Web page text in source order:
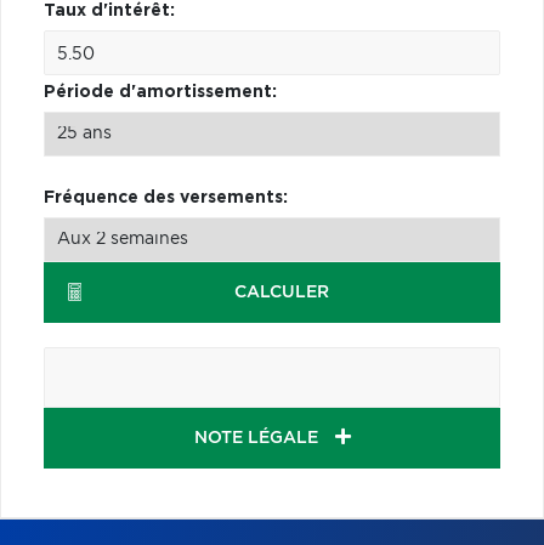
Taux d'intérêt:
Période d'amortissement:
Fréquence des versements:
CALCULER
NOTE LÉGALE